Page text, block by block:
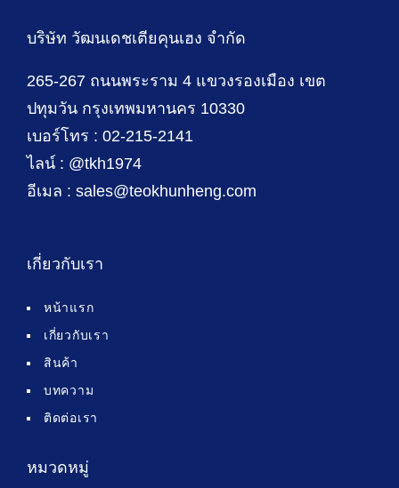
บริษัท วัฒนเดชเตียคุนเฮง จำกัด
265-267 ถนนพระราม 4 แขวงรองเมือง เขต
ปทุมวัน กรุงเทพมหานคร 10330
เบอร์โทร : 02-215-2141
ไลน์ : @tkh1974
อีเมล : sales@teokhunheng.com
เกี่ยวกับเรา
หน้าแรก
เกี่ยวกับเรา
สินค้า
บทความ
ติดต่อเรา
หมวดหมู่